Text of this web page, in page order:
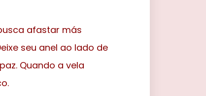
afastar más
seu anel ao lado de
Quando a vela